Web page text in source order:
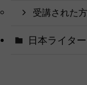
受講された
日本ライタ